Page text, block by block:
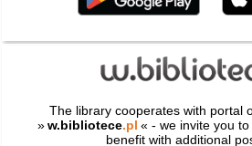
The library cooperates with portal
»w.bibliotece.pl « - we invite you
benefit with additional